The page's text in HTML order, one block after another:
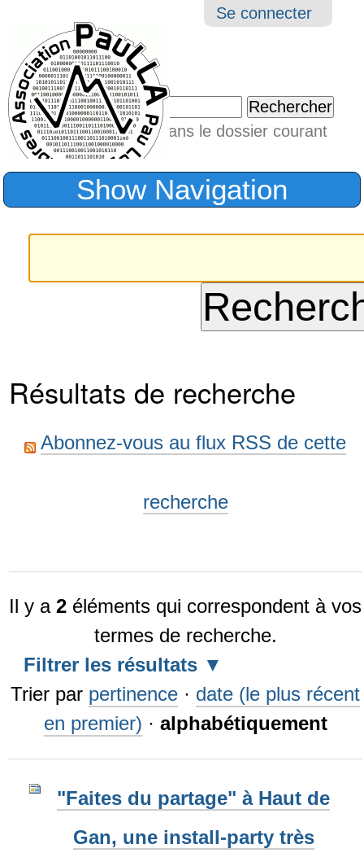
Outils
Se connecter
Chercher par
Seulement dans le dossier courant
Recherche
Show Navigation
Résultats de recherche
Abonnez-vous au flux RSS de cette
recherche
Il y a2 éléments qui correspondent à vos
termes de recherche.
Filtrer les résultats
Trier par pertinence · date (le plus récent
en premier) · alphabétiquement
"Faites du partage" à Haut de
Gan, une install-party très